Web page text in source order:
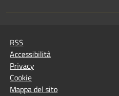
RSS
Accessibilità
Privacy
Cookie
Mappa del sito